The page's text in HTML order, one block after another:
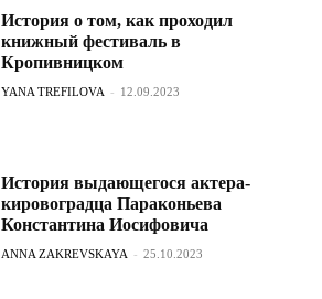
История о том, как проходил
книжный фестиваль в
Кропивницком
YANA TREFILOVA - 12.09.2023
История выдающегося актера-
кировоградца Параконьева
Константина Иосифовича
ANNA ZAKREVSKAYA - 25.10.2023